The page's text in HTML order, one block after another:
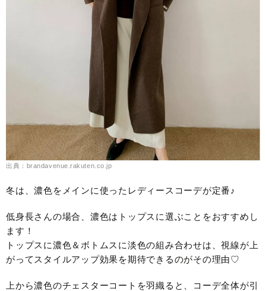
出典：brandavenue.rakuten.co.jp
冬は、濃色をメインに使ったレディースコーデが定番♪
低身長さんの場合、濃色はトップスに選ぶことをおすすめし
ます！
トップスに濃色＆ボトムスに淡色の組み合わせは、視線が上
がってスタイルアップ効果を期待できるのがその理由♡
上から濃色のチェスターコートを羽織ると、コーデ全体が引